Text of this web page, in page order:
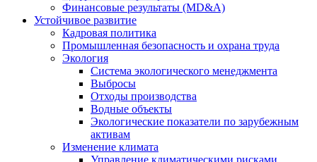
Финансовые результаты (MD&A)
Устойчивое развитие
Кадровая политика
Промышленная безопасность и охрана труда
Экология
Система экологического менеджмента
Выбросы
Отходы производства
Водные объекты
Экологические показатели по зарубежным
активам
Изменение климата
Управление климатическими рисками